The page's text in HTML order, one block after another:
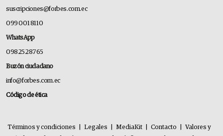
suscripciones@forbes.com.ec
099 001 8110
WhatsApp
0982528765
Buzón ciudadano
info@forbes.com.ec
Código de ética
Términos y condiciones Legales MediaKit Contacto
Valores y